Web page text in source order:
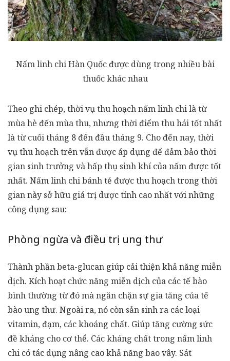
Nấm linh chi Hàn Quốc được dùng trong nhiều bài
thuốc khác nhau
Theo ghi chép, thời vụ thu hoạch nấm linh chi là từ
mùa hè đến mùa thu, nhưng thời điểm thu hái tốt nhất
là từ cuối tháng 8 đến đầu tháng 9. Cho đến nay, thời
vụ thu hoạch trên vẫn được áp dụng để đảm bảo thời
gian sinh trưởng và hấp thụ sinh khí của nấm được tốt
nhất. Nấm linh chi bánh tẻ được thu hoạch trong thời
gian này sở hữu giá trị dược tính cao nhất với những
công dụng sau:
Phòng ngừa và điều trị ung thư
Thành phần beta-glucan giúp cải thiện khả năng miễn
dịch. Kích hoạt chức năng miễn dịch của các tế bào
bình thường từ đó mà ngăn chặn sự gia tăng của tế
bào ung thư. Ngoài ra, nó còn sản sinh ra các loại
vitamin, đạm, các khoáng chất. Giúp tăng cường sức
đề kháng cho cơ thể. Các kháng chất trong nấm linh
chi có tác dụng nâng cao khả năng bao vây. Sát